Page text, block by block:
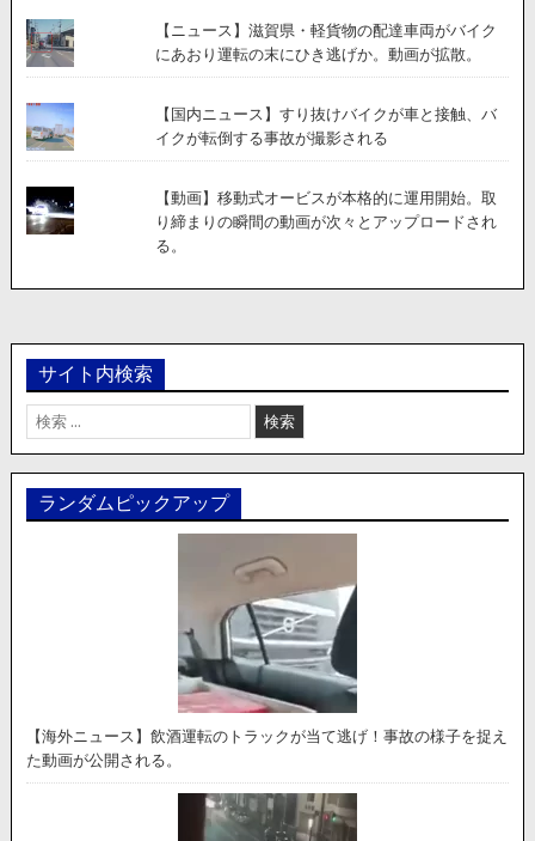
【ニュース】滋賀県・軽貨物の配達車両がバイク
にあおり運転の末にひき逃げか。動画が拡散。
【国内ニュース】すり抜けバイクが車と接触、バ
イクが転倒する事故が撮影される
【動画】移動式オービスが本格的に運用開始。取
り締まりの瞬間の動画が次々とアップロードされ
る。
サイト内検索
検
索:
ランダムピックアップ
【海外ニュース】飲酒運転のトラックが当て逃げ！事故の様子を捉え
た動画が公開される。